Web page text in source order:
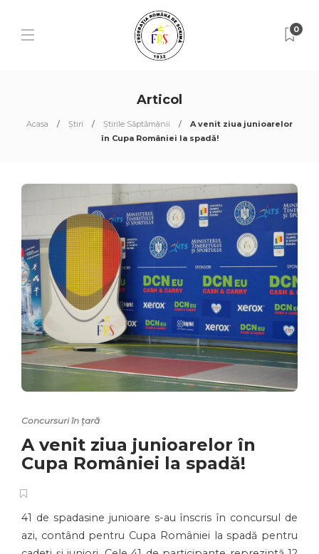
0
Articol
Acasa Știri Știrile Săptămânii
A venit ziua junioarelor
în Cupa României la spadă!
Concursuri în țară
A venit ziua junioarelor în
Cupa României la spadă!
41 de spadasine junioare s-au înscris în concursul de
azi, contând pentru Cupa României la spadă pentru